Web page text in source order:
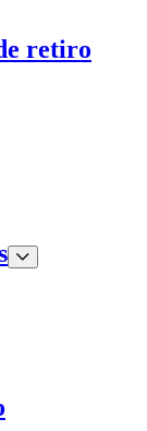
retiro